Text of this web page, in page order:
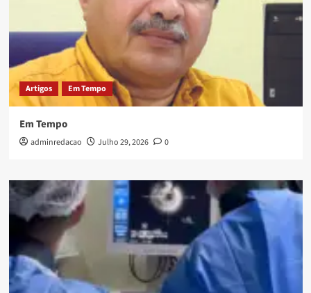
Artigos Em Tempo
Em Tempo
adminredacao Julho 29, 2026 0